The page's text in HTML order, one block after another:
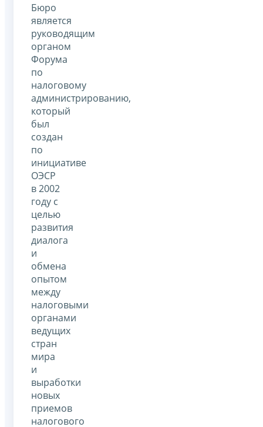
Бюро
является
руководящим
органом
Форума
по
налоговому
администрированию,
который
был
создан
по
инициативе
ОЭСР
в 2002
году с
целью
развития
диалога
и
обмена
опытом
между
налоговыми
органами
ведущих
стран
мира
и
выработки
новых
приемов
налогового